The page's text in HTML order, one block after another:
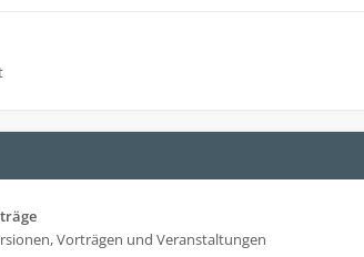
Vorträgen und Veranstaltungen